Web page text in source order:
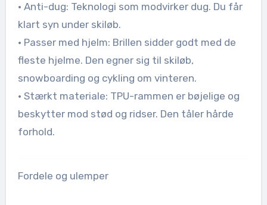
• Anti-dug: Teknologi som modvirker dug. Du får
klart syn under skiløb.
• Passer med hjelm: Brillen sidder godt med de
fleste hjelme. Den egner sig til skiløb,
snowboarding og cykling om vinteren.
• Stærkt materiale: TPU-rammen er bøjelige og
beskytter mod stød og ridser. Den tåler hårde
forhold.
Fordele og ulemper